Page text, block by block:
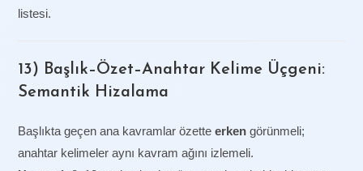
listesi.
13) Başlık–Özet–Anahtar Kelime Üçgeni:
Semantik Hizalama
Başlıkta geçen ana kavramlar özetteerken görünmeli;
anahtar kelimeler aynı kavram ağını izlemeli.